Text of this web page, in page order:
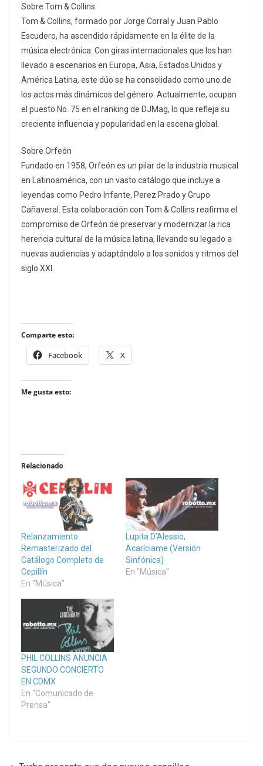
Sobre Tom & Collins
Tom & Collins, formado por Jorge Corral y Juan Pablo
Escudero, ha ascendido rápidamente en la élite de la
música electrónica. Con giras internacionales que los han
llevado a escenarios en Europa, Asia, Estados Unidos y
América Latina, este dúo se ha consolidado como uno de
los actos más dinámicos del género. Actualmente, ocupan
el puesto No. 75 en el ranking de DJMag, lo que refleja su
creciente influencia y popularidad en la escena global.
Sobre Orfeón
Fundado en 1958, Orfeón es un pilar de la industria musical
en Latinoamérica, con un vasto catálogo que incluye a
leyendas como Pedro Infante, Perez Prado y Grupo
Cañaveral. Esta colaboración con Tom & Collins reafirma el
compromiso de Orfeón de preservar y modernizar la rica
herencia cultural de la música latina, llevando su legado a
nuevas audiencias y adaptándolo a los sonidos y ritmos del
siglo XXI.
Comparte esto:
Facebook X
Me gusta esto:
Relacionado
Relanzamiento
Remasterizado del
Catálogo Completo de
Cepillín
En "Música"
Lupita D’Alessio,
Acaríciame (Versión
Sinfónica)
En "Música"
PHIL COLLINS ANUNCIA
SEGUNDO CONCIERTO
EN CDMX
En "Comunicado de
Prensa"